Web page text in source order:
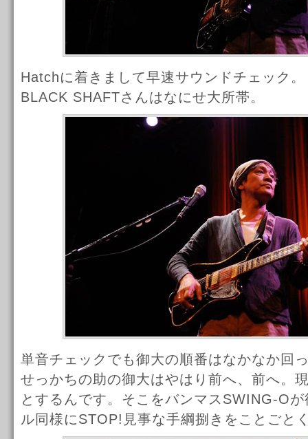
Hatchに着きまして早速サウンドチェック。
BLACK SHAFTさんはなにせ大所帯。
単音チェックでも御大の順番はなかなか回
せっかちの助の御大はやはり前へ、前へ。
とするんです。そこをバンマスSWING-O
ル同様にSTOP!見事な手綱捌きをことごと